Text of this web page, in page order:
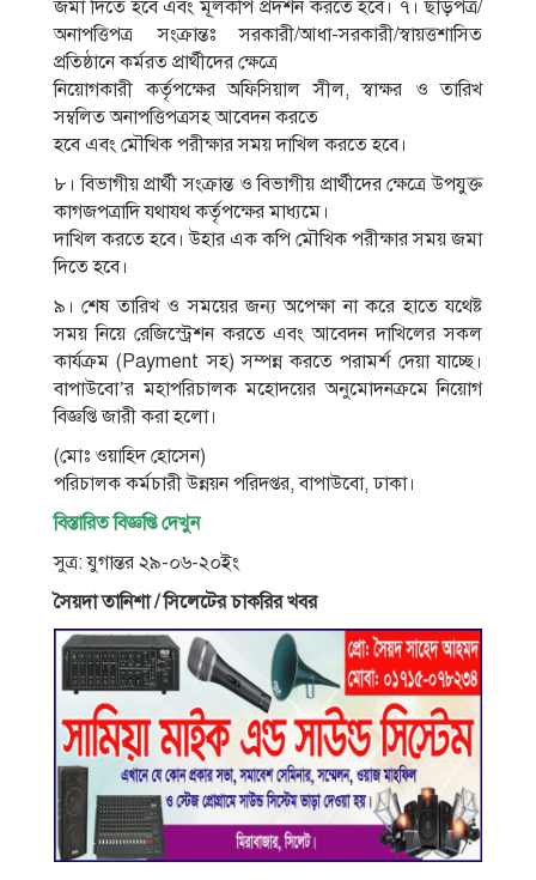
জমা দিতে হবে এবং মূলকপি প্রদর্শন করতে হবে। ৭। ছাড়পত্র/
অনাপত্তিপত্র সংক্রান্তঃ সরকারী/আধা-সরকারী/স্বায়ত্তশাসিত
প্রতিষ্ঠানে কর্মরত প্রার্থীদের ক্ষেত্রে
নিয়ােগকারী কর্তৃপক্ষের অফিসিয়াল সীল, স্বাক্ষর ও তারিখ
সম্বলিত অনাপত্তিপত্রসহ আবেদন করতে
হবে এবং মৌখিক পরীক্ষার সময় দাখিল করতে হবে।
৮। বিভাগীয় প্রার্থী সংক্রান্ত ও বিভাগীয় প্রার্থীদের ক্ষেত্রে উপযুক্ত
কাগজপত্রাদি যথাযথ কর্তৃপক্ষের মাধ্যমে।
দাখিল করতে হবে। উহার এক কপি মৌখিক পরীক্ষার সময় জমা
দিতে হবে।
৯। শেষ তারিখ ও সময়ের জন্য অপেক্ষা না করে হাতে যথেষ্ট
সময় নিয়ে রেজিস্ট্রেশন করতে এবং আবেদন দাখিলের সকল
কার্যক্রম (Payment সহ) সম্পন্ন করতে পরামর্শ দেয়া যাচ্ছে।
বাপাউবাে’র মহাপরিচালক মহােদয়ের অনুমােদনক্রমে নিয়ােগ
বিজ্ঞপ্তি জারী করা হলাে।
(মােঃ ওয়াহিদ হােসেন)
পরিচালক কর্মচারী উন্নয়ন পরিদপ্তর, বাপাউবাে, ঢাকা।
বিস্তারিত বিজ্ঞপ্তি দেখুন
সুত্র: যুগান্তর ২৯-০৬-২০ইং
সৈয়দা তানিশা / সিলেটের চাকরির খবর